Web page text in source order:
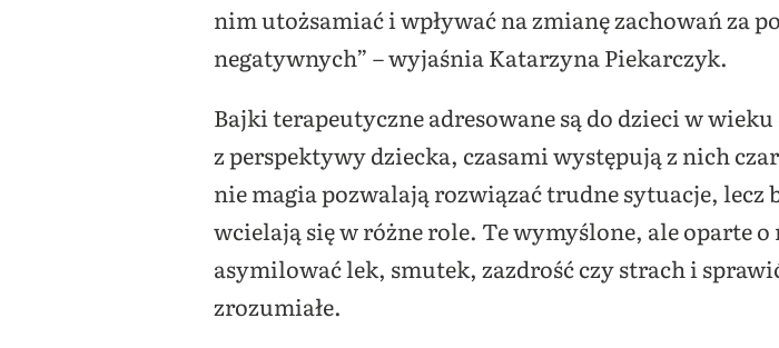
nim utożsamiać i wpływać na zmianę zachowań za
negatywnych” – wyjaśnia Katarzyna Piekarczyk.
Bajki terapeutyczne adresowane są do dzieci w
z perspektywy dziecka, czasami występują z nich
nie magia pozwalają rozwiązać trudne sytuacje,
wcielają się w różne role. Te wymyślone, ale oparte
asymilować lek, smutek, zazdrość czy strach i
zrozumiałe.